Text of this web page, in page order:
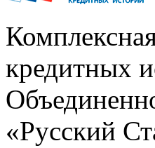
кредитных
«Русский